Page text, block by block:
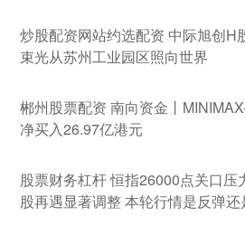
炒股配资网站约选配资 中际旭创H
束光从苏州工业园区照向世界
郴州股票配资 南向资金丨
净买入26.97亿港元
股票财务杠杆 恒指26000点关口压
股再遇显著调整 本轮行情是反弹还